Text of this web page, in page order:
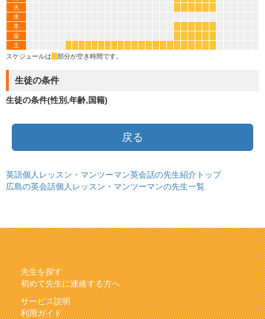
火
水
木
金
土
スケジュールは
部分が空き時間です。
生徒の条件
生徒の条件(性別,年齢,国籍)
戻る
英語個人レッスン・マンツーマン英会話の先生紹介トップ
広島の英会話個人レッスン・マンツーマンの先生一覧
先生を探す
初めて先生に連絡する方へ
サービス説明
利用ガイド